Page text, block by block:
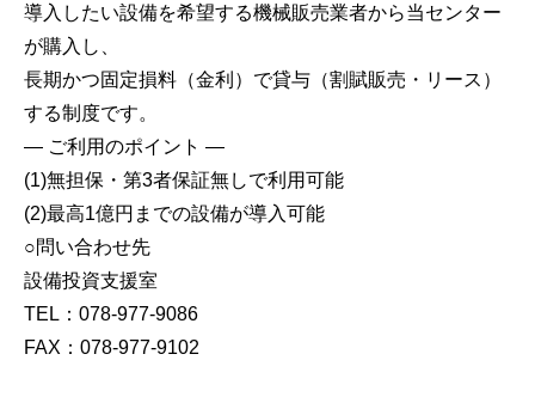
導入したい設備を希望する機械販売業者から当センター
が購入し、
長期かつ固定損料（金利）で貸与（割賦販売・リース）
する制度です。
― ご利用のポイント ―
(1)無担保・第3者保証無しで利用可能
(2)最高1億円までの設備が導入可能
○問い合わせ先
設備投資支援室
TEL：078-977-9086
FAX：078-977-9102